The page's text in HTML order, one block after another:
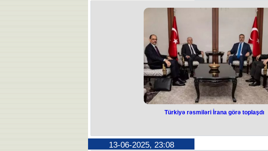
Bu barədə İranın “Tasnim” informasiya agentliyi
Bildirilib ki, qırıcılardan birinin qadın pilotu əsir
“Fars” agentliyi bildirir ki, İranın HHM vasitələri bir
təyyarəsini, o cümlədən iki F-35 qırıcısını
toplaşdı
Türkiyə rəsmiləri İrana görə toplaşdı
13-06-2025, 23:08